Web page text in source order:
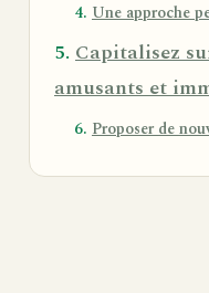
Une approche
Capitalisez
amusants et
Proposer de